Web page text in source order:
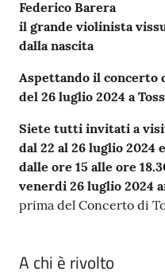
Federico Barera
il grande violinista
dalla nascita
Aspettando il concerto
del 26 luglio 2024 a
Siete tutti invitati a
dal 22 al 26 luglio 2024
dalle ore 15 alle ore
venerdi 26 luglio 2024
prima del Concerto di
A chi è rivolto